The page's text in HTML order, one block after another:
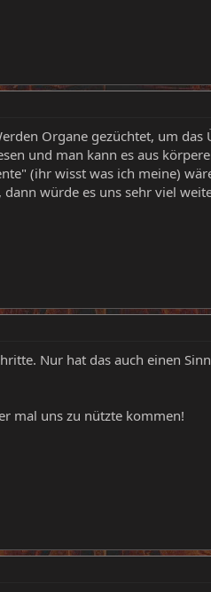
Organe gezüchtet, um
und man kann es aus
(ihr wisst was ich meine)
würde es uns sehr viel
Nur hat das auch einen
mal uns zu nützte kommen!